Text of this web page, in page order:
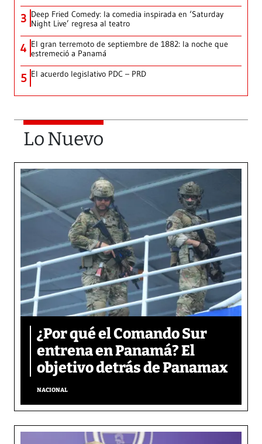
3 Deep Fried Comedy: la comedia inspirada en ‘Saturday
Night Live’ regresa al teatro
4 El gran terremoto de septiembre de 1882: la noche que
estremeció a Panamá
5 El acuerdo legislativo PDC – PRD
Lo Nuevo
¿Por qué el Comando Sur
entrena en Panamá? El
objetivo detrás de Panamax
NACIONAL